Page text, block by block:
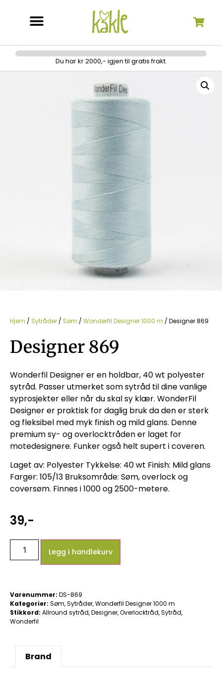
Du har kr 2000,- igjen til gratis frakt.
Hjem / Sytråder / Søm / Wonderfil Designer 1000 m / Designer 869
Designer 869
Wonderfil Designer er en holdbar, 40 wt polyester
sytråd. Passer utmerket som sytråd til dine vanlige
syprosjekter eller når du skal sy klær. WonderFil
Designer er praktisk for daglig bruk da den er sterk
og fleksibel med myk finish og mild glans. Denne
premium sy- og overlocktråden er laget for
motedesignere. Funker også helt supert i coveren.
Laget av: Polyester Tykkelse: 40 wt Finish: Mild glans
Farger: 105/13 Bruksområde: Søm, overlock og
coversøm. Finnes i 1000 og 2500-metere.
39,-
Legg i handlekurv
Varenummer: DS-869
Kategorier: Søm,Sytråder,Wonderfil Designer 1000 m
Stikkord: Allround sytråd,Designer,Overlocktråd,Sytråd,
Wonderfil
Brand